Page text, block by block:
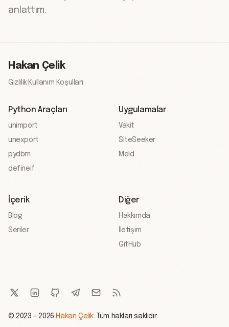
anlattım.
Hakan Çelik
Gizlilik·Kullanım Koşulları
Python Araçları
unimport
unexport
pydbm
defineif
Uygulamalar
Vakit
SiteSeeker
Meld
İçerik
Blog
Seriler
Diğer
Hakkımda
İletişim
GitHub
© 2023 - 2026 Hakan Çelik . Tüm hakları saklıdır.